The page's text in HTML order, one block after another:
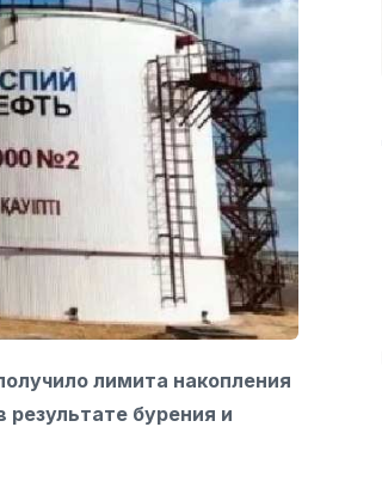
лимита накопления
бурения и